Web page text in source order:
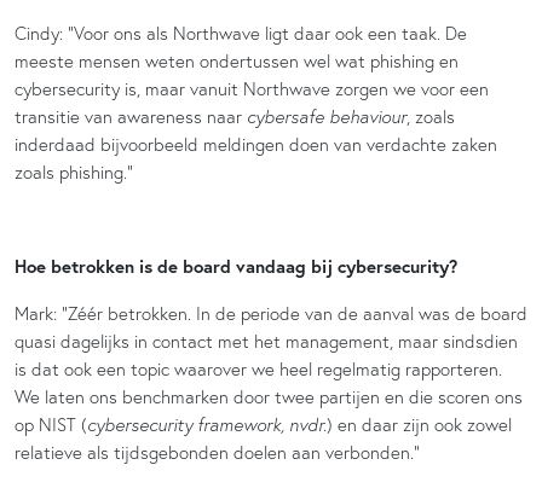
Cindy: “Voor ons als Northwave ligt daar ook een taak. De
meeste mensen weten ondertussen wel wat phishing en
cybersecurity is, maar vanuit Northwave zorgen we voor een
transitie van awareness naar cybersafe behaviour, zoals
inderdaad bijvoorbeeld meldingen doen van verdachte zaken
zoals phishing.”
Hoe betrokken is de board vandaag bij cybersecurity?
Mark: “Zéér betrokken. In de periode van de aanval was de board
quasi dagelijks in contact met het management, maar sindsdien
is dat ook een topic waarover we heel regelmatig rapporteren.
We laten ons benchmarken door twee partijen en die scoren ons
op NIST (cybersecurity framework, nvdr.) en daar zijn ook zowel
relatieve als tijdsgebonden doelen aan verbonden.”